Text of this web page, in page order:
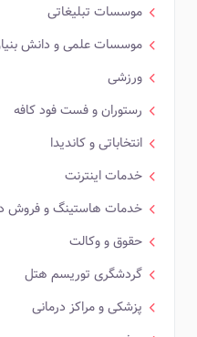
موسسات تبلیغاتی
موسسات علمی و دانش
ورزشی
رستوران و فست فود کافه
انتخاباتی و کاندیدا
خدمات اینترنت
خدمات هاستینگ و فروش
حقوق و وکالت
گردشگری توریسم هتل
پزشکی و مراکز درمانی